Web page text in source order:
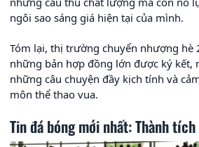
ngôi sao sáng giá hiện tại của mình.
Tóm lại, thị trường chuyển nhượng hè
những bản hợp đồng lớn được ký kết,
những câu chuyện đầy kịch tính và
môn thể thao vua.
Tin đá bóng mới nhất: Thành